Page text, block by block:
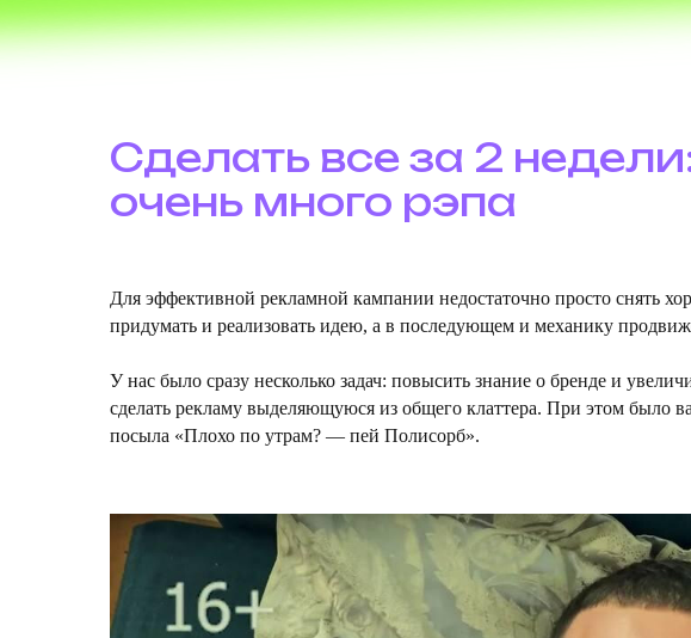
Сделать все за 2
очень много рэпа
Для эффективной рекламной кампании недостаточно просто снять
придумать и реализовать идею, а в последующем и механику
У нас было сразу несколько задач: повысить знание о бренде и
сделать рекламу выделяющуюся из общего клаттера. При этом было
посыла «Плохо по утрам? — пей Полисорб».